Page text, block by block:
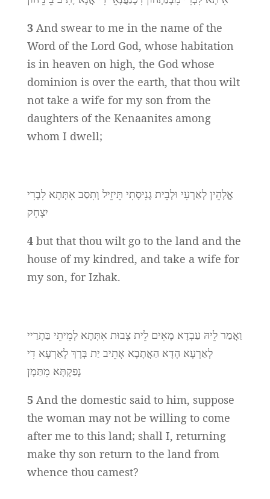
3 And swear to me in the name of the
Word of the Lord God, whose habitation
is in heaven on high, the God whose
dominion is over the earth, that thou wilt
not take a wife for my son from the
daughters of the Kenaanites among
whom I dwell;
אֱלָהֵין לְאַרְעִי וּלְבֵית גְנִיסָתִי תֵּיזֵיל וְתִסַב אִתְּתָא לִבְרִי
יִצְחָק
4 but that thou wilt go to the land and the
house of my kindred, and take a wife for
my son, for Izhak.
וַאֲמַר לֵיהּ עַבְדָא מָאִים לֵית צְבוּת אִתְּתָא לְמֵיתֵי בַּתְרַיי
לְאַרְעָא הָדָא הַאֲתָבָא אָתֵיב יַת בְּרָךְ לְאַרְעָא דִי
נְפַקְתָּא מִתַּמָן
5 And the domestic said to him, suppose
the woman may not be willing to come
after me to this land; shall I, returning
make thy son return to the land from
whence thou camest?